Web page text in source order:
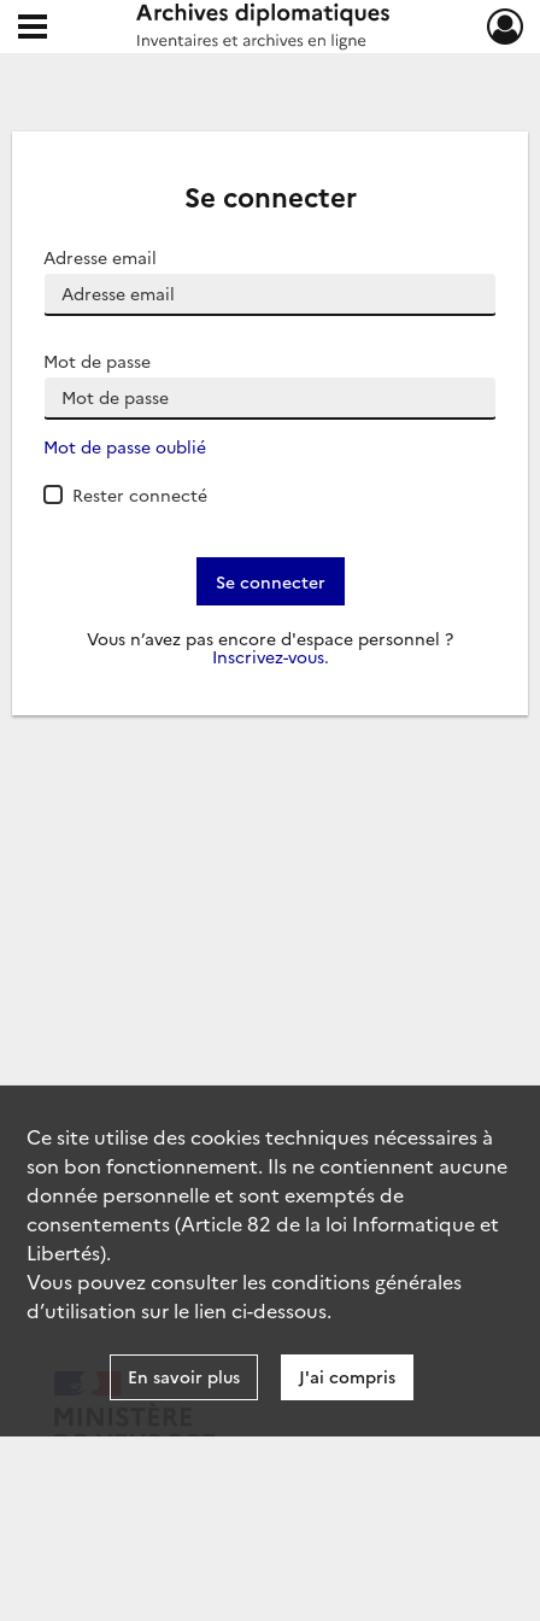
Archives diplomatiques
Ouvrir le menu déroulant
Se connecter
Adresse email
Mot de passe
Mot de passe oublié
Rester connecté
Se connecter
Vous n’avez pas encore d'espace personnel ?
Inscrivez-vous.
Ce site utilise descookiestechniques nécessaires à
son bon fonctionnement. Ils ne contiennent aucune
donnée personnelle et sont exemptés de
consentements (Article 82 de la loi Informatique et
Libertés).
Vous pouvez consulter les conditions générales
d’utilisation sur le lien ci-dessous.
En savoir plus J'ai compris